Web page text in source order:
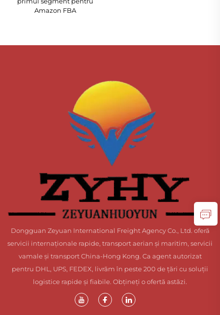
Amazon FBA
Dongguan Zeyuan International Freight Agency Co., Ltd. oferă
servicii internaționale rapide, transport aerian și maritim, servicii
vamale și transport China-Hong Kong. Ca agent autorizat
pentru DHL, UPS, FEDEX, livrăm în peste 200 de țări cu soluții
logistice rapide și fiabile. Obțineți o ofertă astăzi.